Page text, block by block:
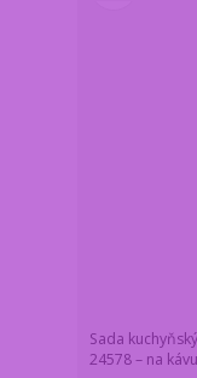
Sada
24578 – na